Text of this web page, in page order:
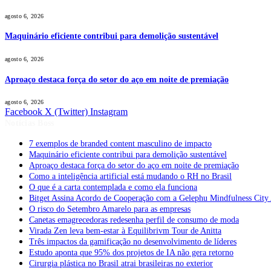
agosto 6, 2026
Maquinário eficiente contribui para demolição sustentável
agosto 6, 2026
Aproaço destaca força do setor do aço em noite de premiação
agosto 6, 2026
Facebook X (Twitter) Instagram
7 exemplos de branded content masculino de impacto
Maquinário eficiente contribui para demolição sustentável
Aproaço destaca força do setor do aço em noite de premiação
Como a inteligência artificial está mudando o RH no Brasil
O que é a carta contemplada e como ela funciona
Bitget Assina Acordo de Cooperação com a Gelephu Mindfulness
O risco do Setembro Amarelo para as empresas
Canetas emagrecedoras redesenha perfil de consumo de moda
Virada Zen leva bem-estar à Equilibrivm Tour de Anitta
Três impactos da gamificação no desenvolvimento de líderes
Estudo aponta que 95% dos projetos de IA não gera retorno
Cirurgia plástica no Brasil atrai brasileiras no exterior